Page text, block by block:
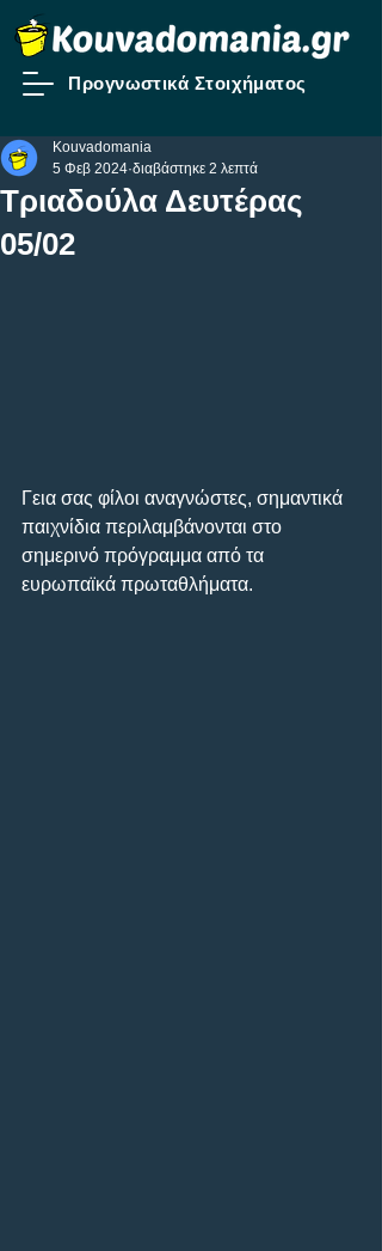
Προγνωστικά Στοιχήματος
Τριαδούλα Δευτέρας
05/02
Kouvadomania
5 Φεβ 2024 διαβάστηκε 2 λεπτά
Γεια σας φίλοι αναγνώστες, σημαντικά
παιχνίδια περιλαμβάνονται στο
σημερινό πρόγραμμα από τα
ευρωπαϊκά πρωταθλήματα.